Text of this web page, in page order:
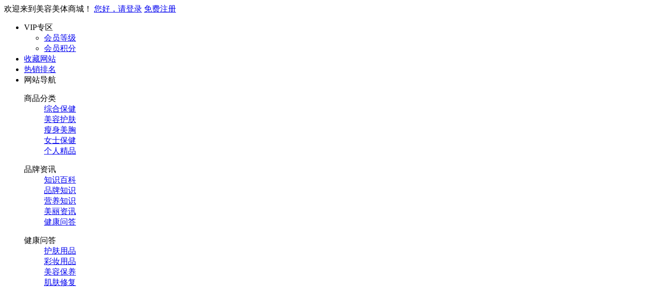
欢迎来到美容美体商城！ 您好，请登录 免费注册
VIP专区
会员等级
会员积分
收藏网站
热销排名
网站导航
商品分类
综合保健
美容护肤
瘦身美胸
女士保健
个人精品
品牌资讯
知识百科
品牌知识
营养知识
美丽资讯
健康问答
健康问答
护肤用品
彩妆用品
美容保养
肌肤修复